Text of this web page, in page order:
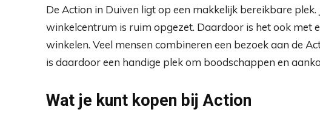
De Action in Duiven ligt op een makkelijk bereikbare
winkelcentrum is ruim opgezet. Daardoor is het ook met
winkelen. Veel mensen combineren een bezoek aan de
is daardoor een handige plek om boodschappen en
Wat je kunt kopen bij Action